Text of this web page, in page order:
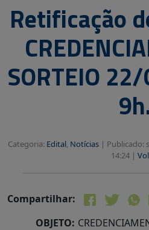
Retificação
SORTEIO
Categoria: Edital, Notícias | Publicado:
14:24 |
Compartilhar:
OBJETO: